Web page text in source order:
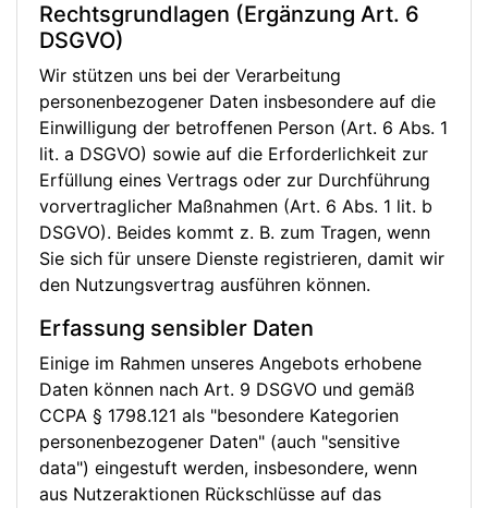
Rechtsgrundlagen (Ergänzung Art. 6
DSGVO)
Wir stützen uns bei der Verarbeitung
personenbezogener Daten insbesondere auf die
Einwilligung der betroffenen Person (Art. 6 Abs. 1
lit. a DSGVO) sowie auf die Erforderlichkeit zur
Erfüllung eines Vertrags oder zur Durchführung
vorvertraglicher Maßnahmen (Art. 6 Abs. 1 lit. b
DSGVO). Beides kommt z. B. zum Tragen, wenn
Sie sich für unsere Dienste registrieren, damit wir
den Nutzungsvertrag ausführen können.
Erfassung sensibler Daten
Einige im Rahmen unseres Angebots erhobene
Daten können nach Art. 9 DSGVO und gemäß
CCPA § 1798.121 als "besondere Kategorien
personenbezogener Daten" (auch "sensitive
data") eingestuft werden, insbesondere, wenn
aus Nutzeraktionen Rückschlüsse auf das